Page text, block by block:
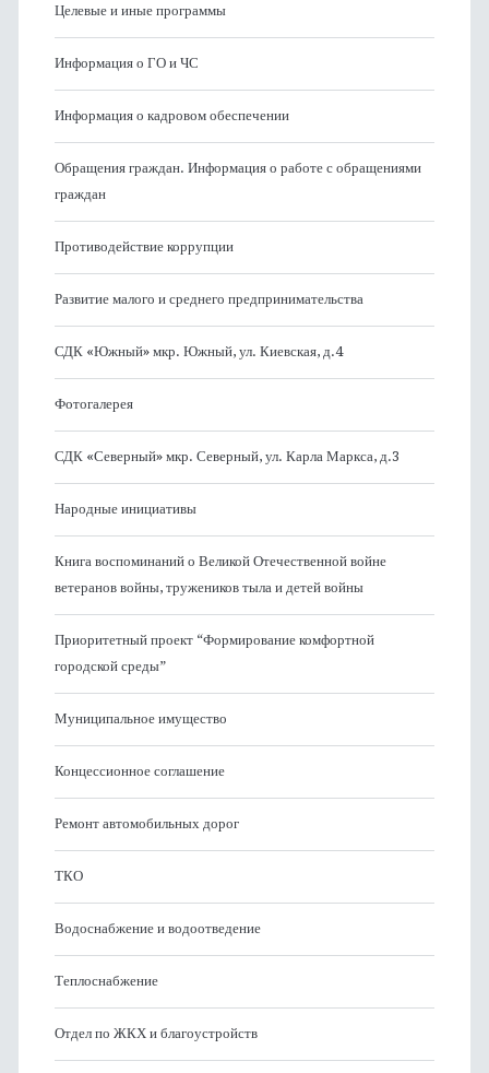
Целевые и иные программы
Информация о ГО и ЧС
Информация о кадровом обеспечении
Обращения граждан. Информация о работе с обращениями
граждан
Противодействие коррупции
Развитие малого и среднего предпринимательства
СДК «Южный» мкр. Южный, ул. Киевская, д.4
Фотогалерея
СДК «Северный» мкр. Северный, ул. Карла Маркса, д.3
Народные инициативы
Книга воспоминаний о Великой Отечественной войне
ветеранов войны, тружеников тыла и детей войны
Приоритетный проект “Формирование комфортной
городской среды”
Муниципальное имущество
Концессионное соглашение
Ремонт автомобильных дорог
ТКО
Водоснабжение и водоотведение
Теплоснабжение
Отдел по ЖКХ и благоустройств